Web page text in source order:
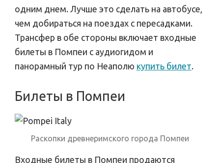
одним днем. Лучше это сделать на автобусе,
чем добираться на поездах с пересадками.
Трансфер в обе стороны включает входные
билеты в Помпеи с аудиогидом и
панорамный тур по Неаполю купить билет.
Билеты в Помпеи
Раскопки древнеримского города Помпеи
Входные билеты в Помпеи продаются